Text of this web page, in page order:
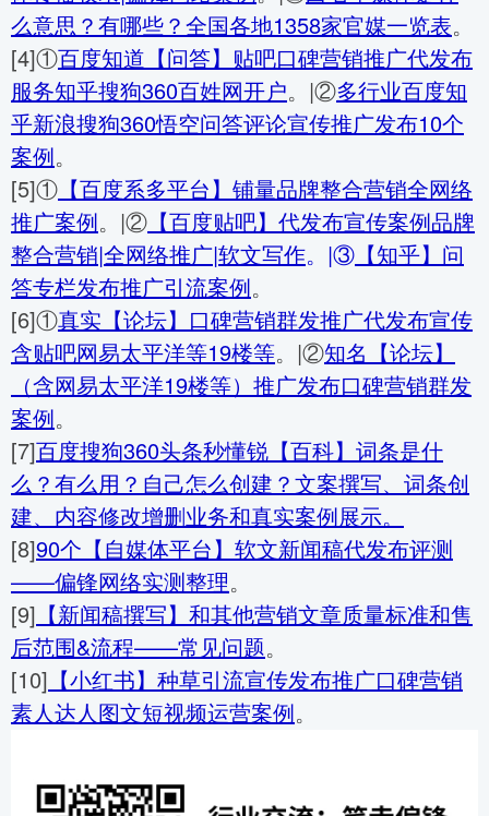
么意思？有哪些？全国各地1358家官媒一览表。
[4]①百度知道【问答】贴吧口碑营销推广代发布
服务知乎搜狗360百姓网开户。|②多行业百度知
乎新浪搜狗360悟空问答评论宣传推广发布10个
案例。
[5]① 【百度系多平台】铺量品牌整合营销全网络
推广案例。|② 【百度贴吧】代发布宣传案例品牌
整合营销|全网络推广|软文写作。|③ 【知乎】问
答专栏发布推广引流案例。
[6]①真实【论坛】口碑营销群发推广代发布宣传
含贴吧网易太平洋等19楼等。|②知名【论坛】
（含网易太平洋19楼等）推广发布口碑营销群发
案例。
[7]百度搜狗360头条秒懂锐【百科】词条是什
么？有么用？自己怎么创建？文案撰写、词条创
建、内容修改增删业务和真实案例展示。
[8]90个【自媒体平台】软文新闻稿代发布评测
——偏锋网络实测整理。
[9] 【新闻稿撰写】和其他营销文章质量标准和售
后范围&流程——常见问题。
[10] 【小红书】种草引流宣传发布推广口碑营销
素人达人图文短视频运营案例。